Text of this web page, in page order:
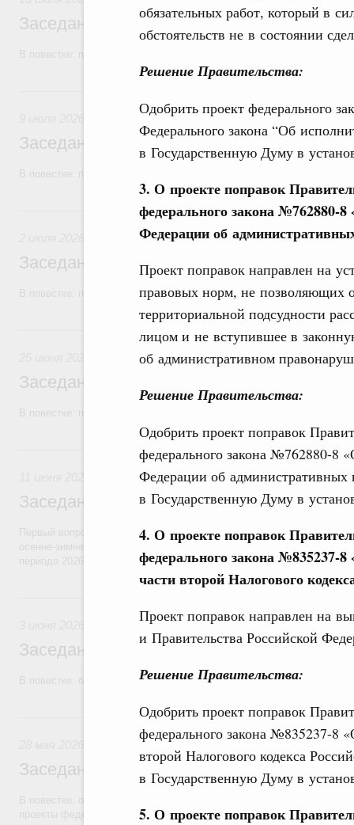
обязательных работ, который в
обстоятельств не в состоянии
Решение Правительства:
Одобрить проект федерального
Федерального закона “Об
в Государственную Думу в
3. О проекте поправок
федерального закона №762880-
Федерации об
Проект поправок направлен на
правовых норм, не позволяющих
территориальной подсудности
лицом и не вступившее в
об административном
Решение Правительства:
Одобрить проект поправок
федерального закона №762880-8
Федерации об
в Государственную Думу в
4. О проекте поправок
федерального закона №835237-
части второй Налогового
Проект поправок направлен на
и Правительства Российской
Решение Правительства:
Одобрить проект поправок
федерального закона №835237-8
второй Налогового кодекса
в Государственную Думу в
5. О проекте поправок
Заседание Правительства (2026 год,
Заседание Правительства (2026 год,
2 июля, четверг
Заседание Правительства (2026 год,
В повестке: проекты федеральных законов.
25 июня, четверг
Заседание Правительства (2026 год,
11 июня, четверг
Заседание Правительства (2026 год,
Первый вопрос повестки – об итогах прохождения предприятиями
осенне-зимнего периода 2025–2026 годов и задачах по подготовке
периода 2026–2027 годов.
Заседание Правительства (2026 год,
В повестке: бюджетные ассигнования.
28 мая, четверг
Заседание Правительства (2026 год,
проекты федеральных законов.